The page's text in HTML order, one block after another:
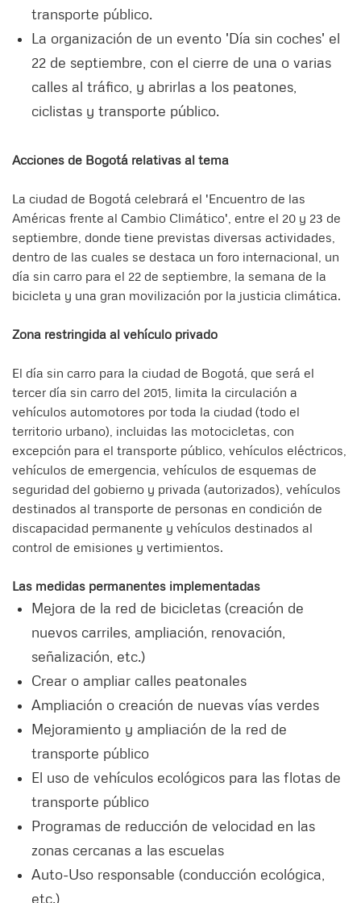
transporte público.
La organización de un evento 'Día sin coches' el
22 de septiembre, con el cierre de una o varias
calles al tráfico, y abrirlas a los peatones,
ciclistas y transporte público.
Acciones de Bogotá relativas al tema
La ciudad de Bogotá celebrará el 'Encuentro de las
Américas frente al Cambio Climático', entre el 20 y 23 de
septiembre, donde tiene previstas diversas actividades,
dentro de las cuales se destaca un foro internacional, un
día sin carro para el 22 de septiembre, la semana de la
bicicleta y una gran movilización por la justicia climática.
Zona restringida al vehículo privado
El día sin carro para la ciudad de Bogotá, que será el
tercer día sin carro del 2015, limita la circulación a
vehículos automotores por toda la ciudad (todo el
territorio urbano), incluidas las motocicletas, con
excepción para el transporte público, vehículos eléctricos,
vehículos de emergencia, vehículos de esquemas de
seguridad del gobierno y privada (autorizados), vehículos
destinados al transporte de personas en condición de
discapacidad permanente y vehículos destinados al
control de emisiones y vertimientos.
Las medidas permanentes implementadas
Mejora de la red de bicicletas (creación de
nuevos carriles, ampliación, renovación,
señalización, etc.)
Crear o ampliar calles peatonales
Ampliación o creación de nuevas vías verdes
Mejoramiento y ampliación de la red de
transporte público
El uso de vehículos ecológicos para las flotas de
transporte público
Programas de reducción de velocidad en las
zonas cercanas a las escuelas
Auto-Uso responsable (conducción ecológica,
etc.)